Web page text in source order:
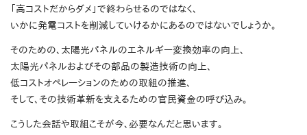
「高コストだからダメ」で終わらせるのではなく、
いかに発電コストを削減していけるかにあるのではないでしょうか。
そのための、太陽光パネルのエネルギー変換効率の向上、
太陽光パネルおよびその部品の製造技術の向上、
低コストオペレーションのための取組の推進、
そして、その技術革新を支えるための官民資金の呼び込み。
こうした会話や取組こそが今、必要なんだと思います。